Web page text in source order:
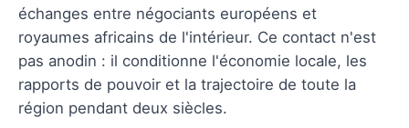
échanges entre négociants européens et
royaumes africains de l'intérieur. Ce contact n'est
pas anodin : il conditionne l'économie locale, les
rapports de pouvoir et la trajectoire de toute la
région pendant deux siècles.